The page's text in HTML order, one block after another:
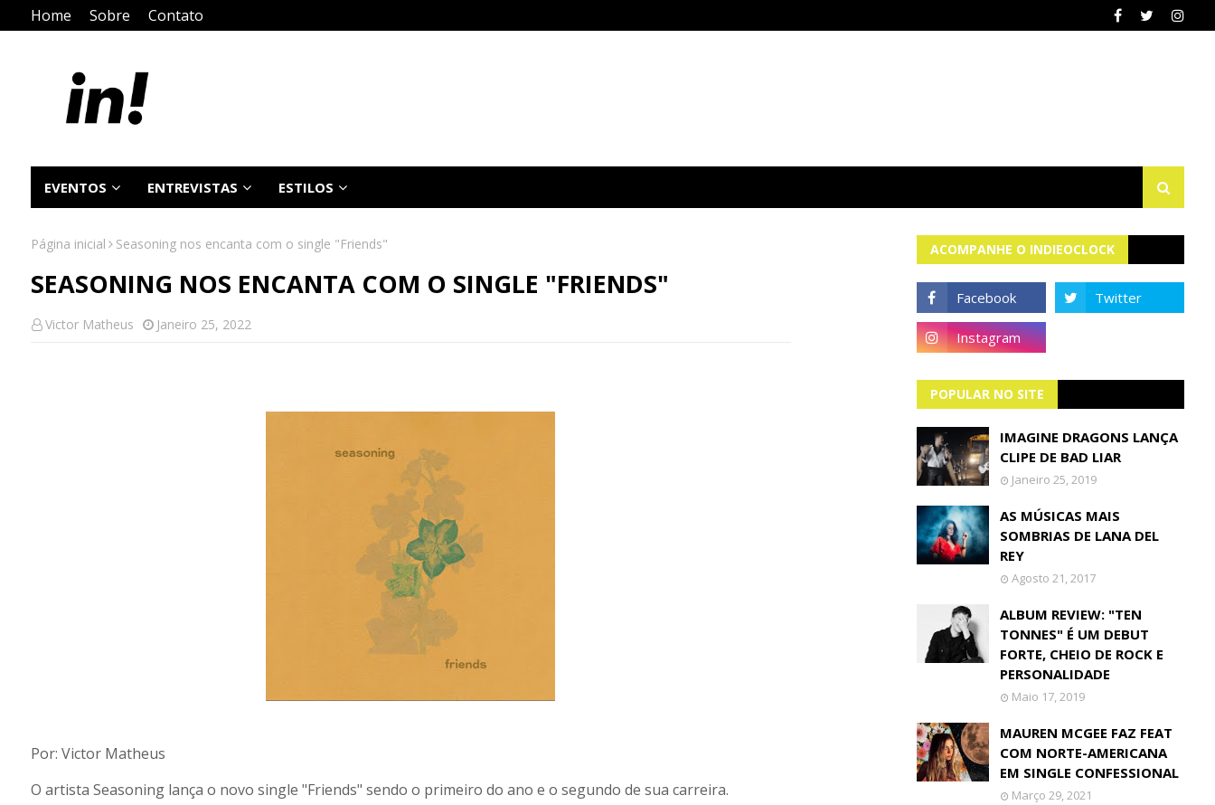
Home Sobre Contato
EVENTOS ENTREVISTAS ESTILOS
Página inicial Seasoning nos encanta com o single "Friends"
SEASONING NOS ENCANTA COM O SINGLE "FRIENDS"
Victor Matheus Janeiro 25, 2022
Por: Victor Matheus
O artista Seasoning lança o novo single "Friends" sendo o primeiro do ano e o segundo de sua carreira.
ACOMPANHE O INDIEOCLOCK
POPULAR NO SITE
IMAGINE DRAGONS LANÇA
CLIPE DE BAD LIAR
Janeiro 25, 2019
AS MÚSICAS MAIS
SOMBRIAS DE LANA DEL
REY
Agosto 21, 2017
ALBUM REVIEW: "TEN
TONNES" É UM DEBUT
FORTE, CHEIO DE ROCK E
PERSONALIDADE
Maio 17, 2019
MAUREN MCGEE FAZ FEAT
COM NORTE-AMERICANA
EM SINGLE CONFESSIONAL
Março 29, 2021